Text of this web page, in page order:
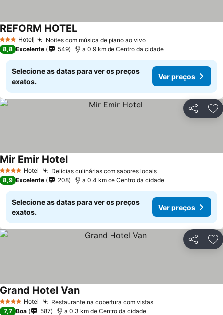
3 EstrelasHotel Noites com música de piano ao vivo
REFORM HOTEL
8,8 Excelente 549 a 0.9 km de Centro da cidade
Selecione as datas para ver os preços
exatos.
Ver preços
Partilhar
4 EstrelasHotel Delícias culinárias com sabores locais
Mir Emir Hotel
8,9 Excelente 208 a 0.4 km de Centro da cidade
Selecione as datas para ver os preços
exatos.
Ver preços
Partilhar
4 EstrelasHotel Restaurante na cobertura com vistas
Grand Hotel Van
7,7 Boa 587 a 0.3 km de Centro da cidade